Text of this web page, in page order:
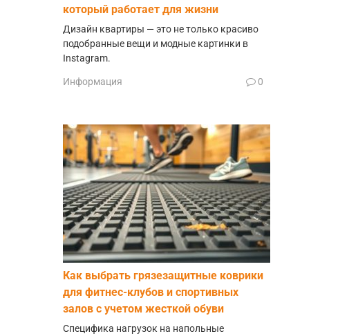
который работает для жизни
Дизайн квартиры — это не только красиво
подобранные вещи и модные картинки в
Instagram.
Информация 0
Как выбрать грязезащитные коврики
для фитнес-клубов и спортивных
залов с учетом жесткой обуви
Специфика нагрузок на напольные